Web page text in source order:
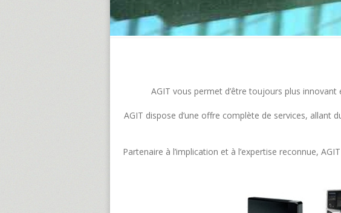
AGIT vous permet d’être toujours plus
AGIT dispose d’une offre complète de services, allant
Partenaire à l’implication et à l’expertise reconnue,